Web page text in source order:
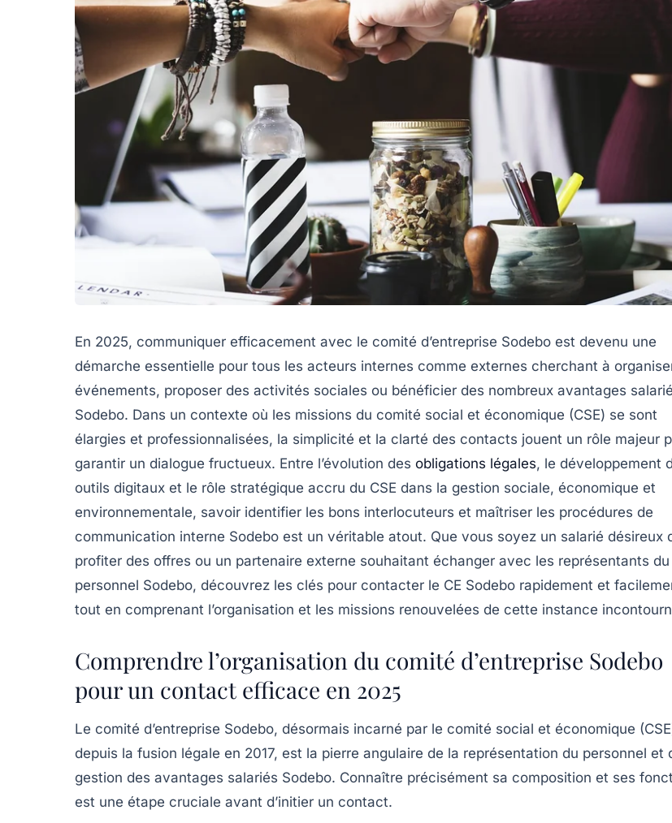
En 2025, communiquer efficacement avec le comité d’entreprise Sodebo est devenu une
démarche essentielle pour tous les acteurs internes comme externes cherchant à
événements, proposer des activités sociales ou bénéficier des nombreux avantages
Sodebo. Dans un contexte où les missions du comité social et économique (CSE) se sont
élargies et professionnalisées, la simplicité et la clarté des contacts jouent un rôle majeur
garantir un dialogue fructueux. Entre l’évolution des obligations légales, le développement
outils digitaux et le rôle stratégique accru du CSE dans la gestion sociale, économique et
environnementale, savoir identifier les bons interlocuteurs et maîtriser les procédures de
communication interne Sodebo est un véritable atout. Que vous soyez un salarié désireux
profiter des offres ou un partenaire externe souhaitant échanger avec les représentants du
personnel Sodebo, découvrez les clés pour contacter le CE Sodebo rapidement et
tout en comprenant l’organisation et les missions renouvelées de cette instance
Comprendre l’organisation du comité d’entreprise Sodebo
pour un contact efficace en 2025
Le comité d’entreprise Sodebo, désormais incarné par le comité social et économique
depuis la fusion légale en 2017, est la pierre angulaire de la représentation du personnel et
gestion des avantages salariés Sodebo. Connaître précisément sa composition et ses
est une étape cruciale avant d’initier un contact.